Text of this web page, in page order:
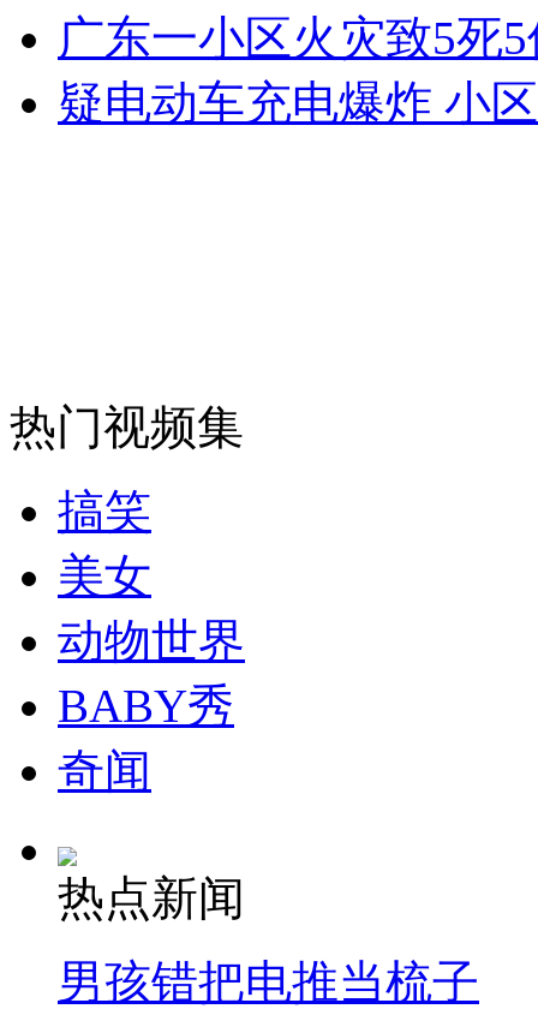
外交部：反对强权政治霸凌主义
走！跟着总书记去植树
消防员救轻生者
纽约上演“枕头大战”
广东一小区火灾致5死
疑电动车充电爆炸 小
热门视频集
搞笑
美女
动物世界
BABY秀
奇闻
热点新闻
男孩错把电推当梳子